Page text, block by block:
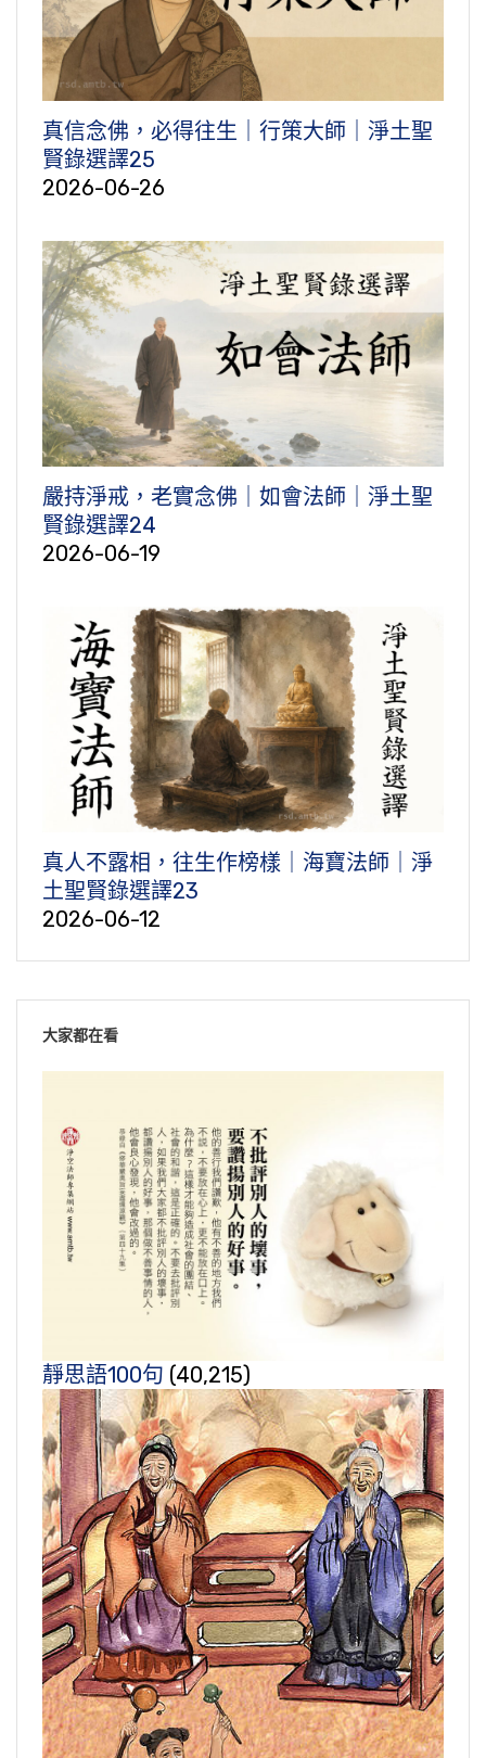
真信念佛，必得往生｜行策大師｜淨土聖
賢錄選譯25
2026-06-26
嚴持淨戒，老實念佛｜如會法師｜淨土聖
賢錄選譯24
2026-06-19
真人不露相，往生作榜樣｜海寶法師｜淨
土聖賢錄選譯23
2026-06-12
大家都在看
靜思語100句 (40,215)